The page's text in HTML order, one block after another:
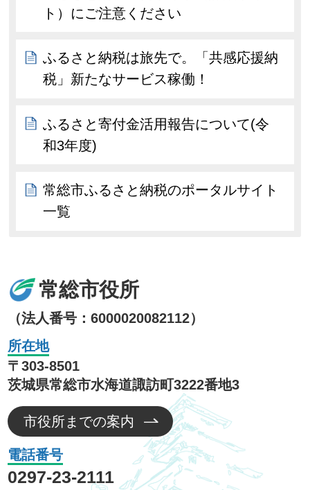
ト）にご注意ください
ふるさと納税は旅先で。「共感応援納
税」新たなサービス稼働！
ふるさと寄付金活用報告について(令
和3年度)
常総市ふるさと納税のポータルサイト
一覧
常総市役所
（法人番号：6000020082112）
所在地
〒303-8501
茨城県常総市水海道諏訪町3222番地3
市役所までの案内
電話番号
0297-23-2111